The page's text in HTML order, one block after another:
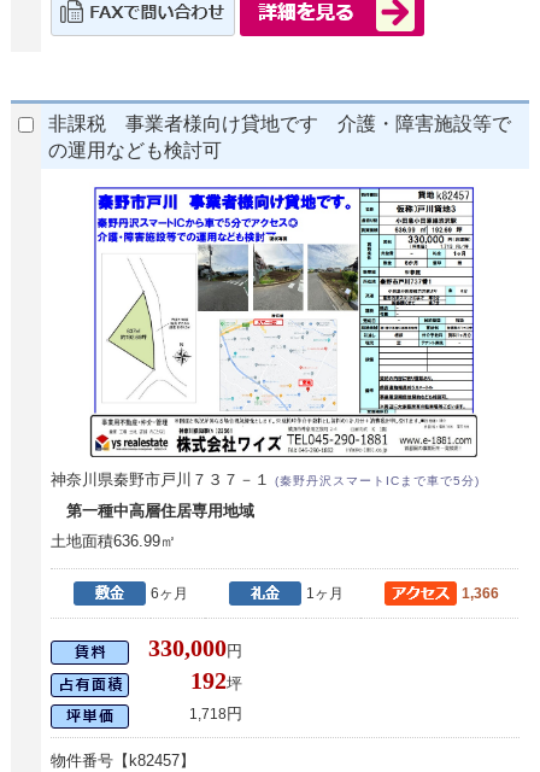
非課税 事業者様向け貸地です 介護・障害施設等で
の運用なども検討可
神奈川県秦野市戸川７３７－１(秦野丹沢スマートICまで車で5分)
第一種中高層住居専用地域
土地面積636.99㎡
6ヶ月 1ヶ月 1,366
330,000円
192坪
1,718円
物件番号【k82457】